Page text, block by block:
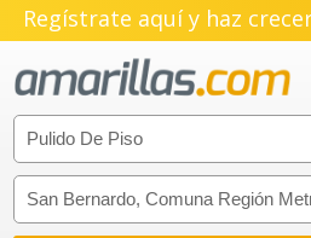
Regístrate aquí y haz